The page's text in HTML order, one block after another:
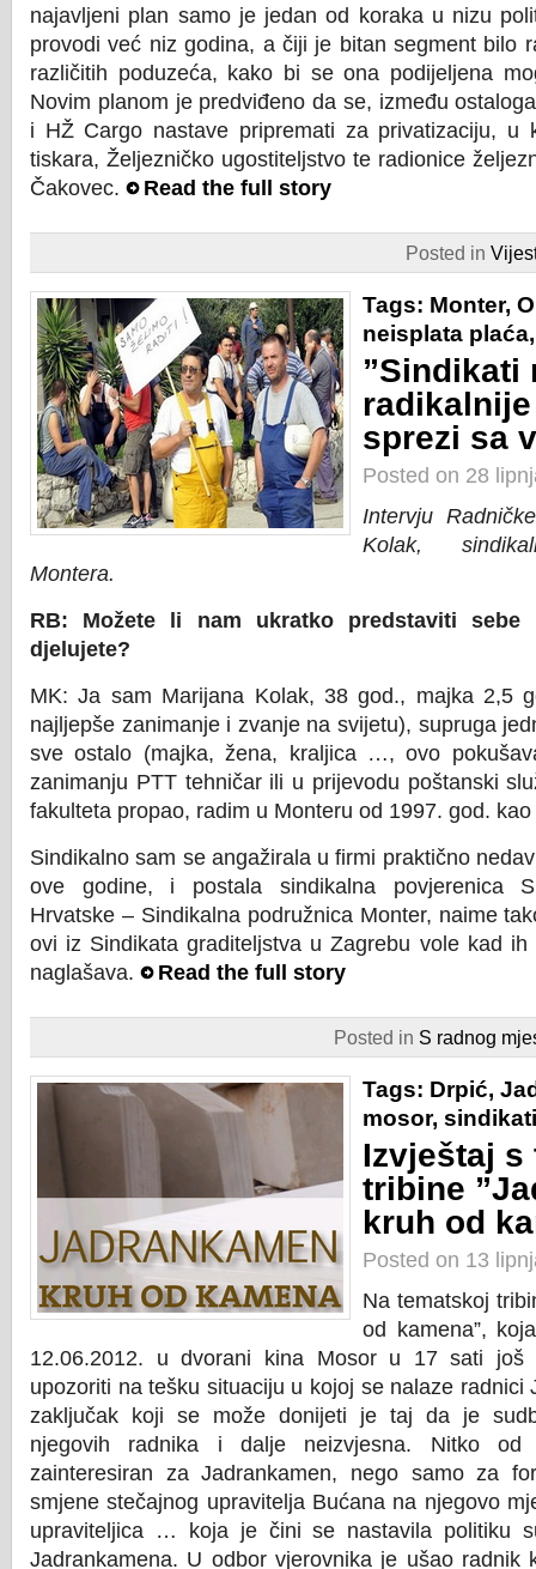
najavljeni plan samo je jedan od koraka u nizu
provodi već niz godina, a čiji je bitan segment bilo
različitih poduzeća, kako bi se ona podijeljena
Novim planom je predviđeno da se, između
i HŽ Cargo nastave pripremati za privatizaciju, u
tiskara, Željezničko ugostiteljstvo te radionice
Čakovec.
Read the full story
Posted in
Tags: Monter,
neisplata plaća
”Sindikati
sprezi sa
Posted on 28
Intervju
Kolak,
Montera.
RB: Možete li nam ukratko predstaviti
djelujete?
MK: Ja sam Marijana Kolak, 38 god., majka 2,5
najljepše zanimanje i zvanje na svijetu), supruga
sve ostalo (majka, žena, kraljica …, ovo
zanimanju PTT tehničar ili u prijevodu poštanski
fakulteta propao, radim u Monteru od 1997. god.
Sindikalno sam se angažirala u firmi praktično
ove godine, i postala sindikalna povjerenica
Hrvatske – Sindikalna podružnica Monter, naime
ovi iz Sindikata graditeljstva u Zagrebu vole kad
naglašava.
Read the full story
Posted in S radnog
Tags: Drpić,
mosor, sindikati
Izvještaj s
tribine
kruh od
Posted on 13
Na tematskoj
od kamena”,
12.06.2012. u dvorani kina Mosor u 17 sati još
upozoriti na tešku situaciju u kojoj se nalaze radnici
zaključak koji se može donijeti je taj da je
njegovih radnika i dalje neizvjesna. Nitko od
zainteresiran za Jadrankamen, nego samo za
smjene stečajnog upravitelja Bućana na njegovo
upraviteljica … koja je čini se nastavila politiku
Jadrankamena. U odbor vjerovnika je ušao